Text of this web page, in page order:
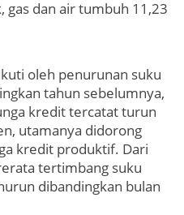
dan air tumbuh 11,23
oleh penurunan suku
tahun sebelumnya,
kredit tercatat turun
utamanya didorong
kredit produktif. Dari
tertimbang suku
dibandingkan bulan